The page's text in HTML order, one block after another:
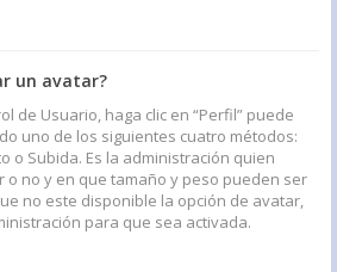
un avatar?
de Usuario, haga clic en “Perfil” puede
uno de los siguientes cuatro métodos:
o Subida. Es la administración quien
o no y en que tamaño y peso pueden ser
no este disponible la opción de avatar,
para que sea activada.